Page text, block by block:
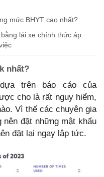
mức BHYT cao nhất?
lái xe chính thức áp
nhất?
trên báo cáo của
cho là rất nguy hiểm,
Vì thế các chuyên gia
nên đặt những mật khẩu
đặt lại ngay lập tức.